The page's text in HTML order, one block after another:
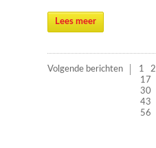
Lees meer
Volgende berichten 1 2
17
30
43
56